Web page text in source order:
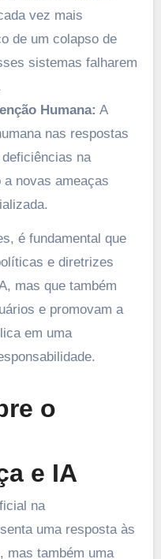
vez mais
de um colapso de
sistemas falharem
Humana: A
nas respostas
na
a novas ameaças
é fundamental que
e diretrizes
mas que também
e promovam a
em uma
o
e IA
na
uma resposta às
mas também uma